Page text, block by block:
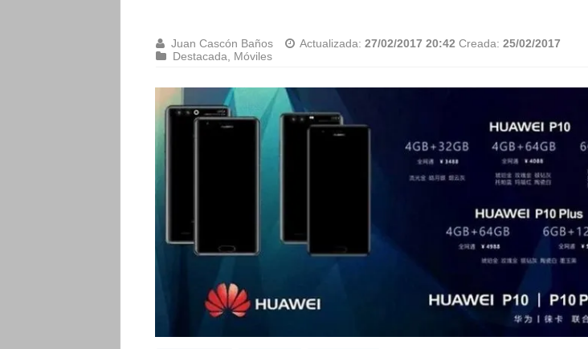
Juan Cascón Baños Actualizada: 27/02/2017 20:42 Creada: 25/02/2017
Destacada
Móviles